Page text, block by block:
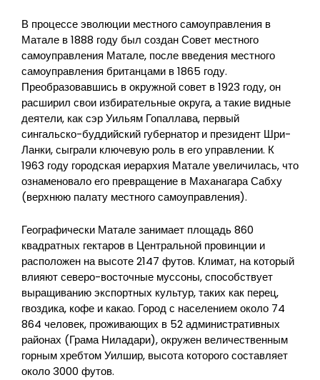
В процессе эволюции местного самоуправления в
Матале в 1888 году был создан Совет местного
самоуправления Матале, после введения местного
самоуправления британцами в 1865 году.
Преобразовавшись в окружной совет в 1923 году, он
расширил свои избирательные округа, а такие видные
деятели, как сэр Уильям Гопаллава, первый
сингальско-буддийский губернатор и президент Шри-
Ланки, сыграли ключевую роль в его управлении. К
1963 году городская иерархия Матале увеличилась, что
ознаменовало его превращение в Маханагара Сабху
(верхнюю палату местного самоуправления).
Географически Матале занимает площадь 860
квадратных гектаров в Центральной провинции и
расположен на высоте 2147 футов. Климат, на который
влияют северо-восточные муссоны, способствует
выращиванию экспортных культур, таких как перец,
гвоздика, кофе и какао. Город с населением около 74
864 человек, проживающих в 52 административных
районах (Грама Ниладари), окружен величественным
горным хребтом Уилшир, высота которого составляет
около 3000 футов.